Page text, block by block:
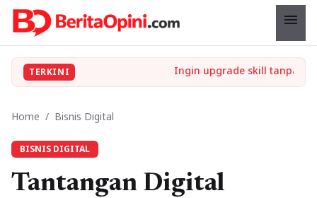
menu
TERKINI
Home / Bisnis Digital
BISNIS DIGITAL
Tantangan Digital